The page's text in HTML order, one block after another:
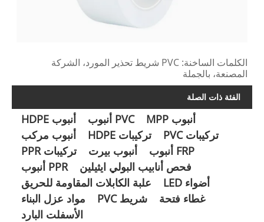
الكلمات الساخنة: PVC شريط تحذير المورد، الشركة
المصنعة، بالجملة
الفئة ذات الصلة
أنبوب HDPE PVC أنبوب
أنبوب MPP
أنبوب مركب
تركيبات HDPE
تركيبات PVC
تركيبات PPR
أنبوب بيرت
FRP أنبوب
PPR أنبوب
فحص أنابيب البولي ايثيلين
علبة الكابلات المقاومة للحريق
أضواء LED
مواد عزل البناء
شريط PVC
غطاء فتحة
الأسفلت البارد